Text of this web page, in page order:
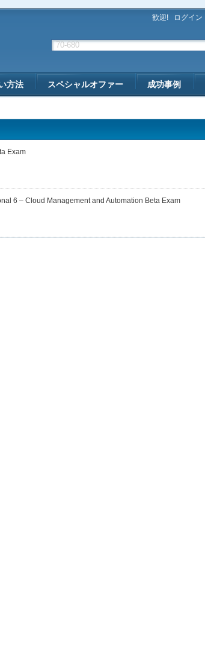
歓迎! ログイン
方法 スペシャルオファー 成功事例
Exam
6 – Cloud Management and Automation Beta Exam